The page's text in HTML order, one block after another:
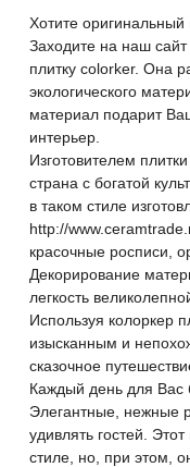
Хотите
Заходите на наш
плитку colorker. Она
экологического
материал подарит
интерьер.
Изготовителем
страна с богатой
в таком стиле
http://
красочные росписи,
Декорирование
легкость
Используя колоркер
изысканным и
сказочное
Каждый день для Вас
Элегантные, нежные
удивлять гостей.
стиле, но, при этом,